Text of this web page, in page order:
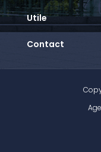
Utile
Contact